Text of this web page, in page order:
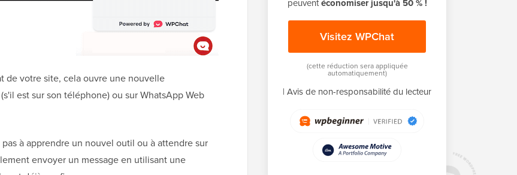
de votre site, cela ouvre une nouvelle
est sur son téléphone) ou sur WhatsApp Web
à apprendre un nouvel outil ou à attendre sur
envoyer un message en utilisant une
peuventéconomiser jusqu'à 50 % !
Visitez WPChat
(cette réduction sera appliquée
automatiquement)
| Avis de non-responsabilité du lecteur